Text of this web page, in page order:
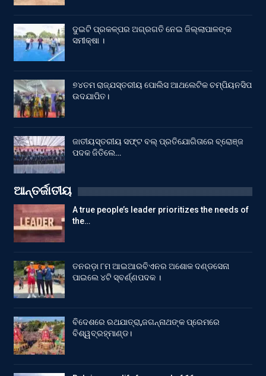
ଦୁଇଟି ପ୍ରକଳ୍ପର ଅଗ୍ରଗତି ନେଇ ଜିଲ୍ଲାପାଳଙ୍କ
ସମୀକ୍ଷା ।
୭୪ତମ ରାଜ୍ଯସ୍ତରୀୟ ପୋଲିସ ଆଥଲେଟିକ ଚମ୍ପିୟନସିପ
ଉଦଯାପିତ।
ଜାତୀୟସ୍ତରୀୟ ସଫ୍ଟ ବଲ୍ ପ୍ରତିଯୋଗିତାରେ ବ୍ରୋଞ୍ଜ
ପଦକ ଜିତିଲେ…
ଆନ୍ତର୍ଜାତୀୟ
A true people’s leader prioritizes the needs of
the…
ତନରଡ଼ା ୮ମ ଆଇଆରବିଏନର ଅଶୋକ ଦଣ୍ଡସେନା
ପାଇଲେ ୪ଟି ସ୍ବର୍ଣ୍ଣପଦକ ।
ବିଦେଶରେ ରଥଯାତ୍ରା,ଜଗନ୍ନାଥଙ୍କ ପ୍ରେମରେ
ବିଶ୍ୱବ୍ରହ୍ମାଣ୍ଡ।